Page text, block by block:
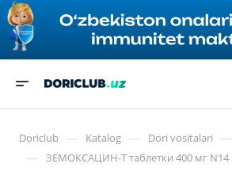
Doriclub — Katalog — Dori vositalari —
— ЗЕМОКСАЦИН-Т таблетки 400 мг N14